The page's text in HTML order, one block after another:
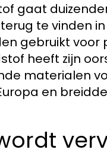
gaat
te vinden
gebruikt
heeft zijn
materialen
en